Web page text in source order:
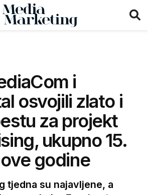
i
osvojili zlato i
za projekt
ukupno 15.
godine
tjedna su najavljene, a